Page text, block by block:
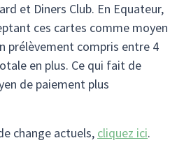
et Diners Club. En Equateur,
ces cartes comme moyen
prélèvement compris entre 4
en plus. Ce qui fait de
de paiement plus
change actuels, cliquez ici.